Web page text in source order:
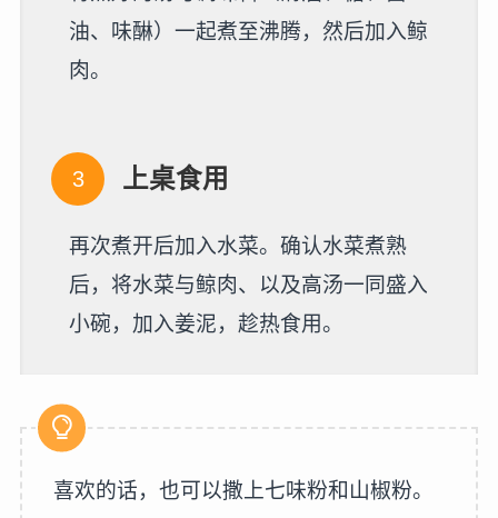
油、味醂）一起煮至沸腾，然后加入鲸
肉。
上桌食用
再次煮开后加入水菜。确认水菜煮熟
后，将水菜与鲸肉、以及高汤一同盛入
小碗，加入姜泥，趁热食用。
喜欢的话，也可以撒上七味粉和山椒粉。